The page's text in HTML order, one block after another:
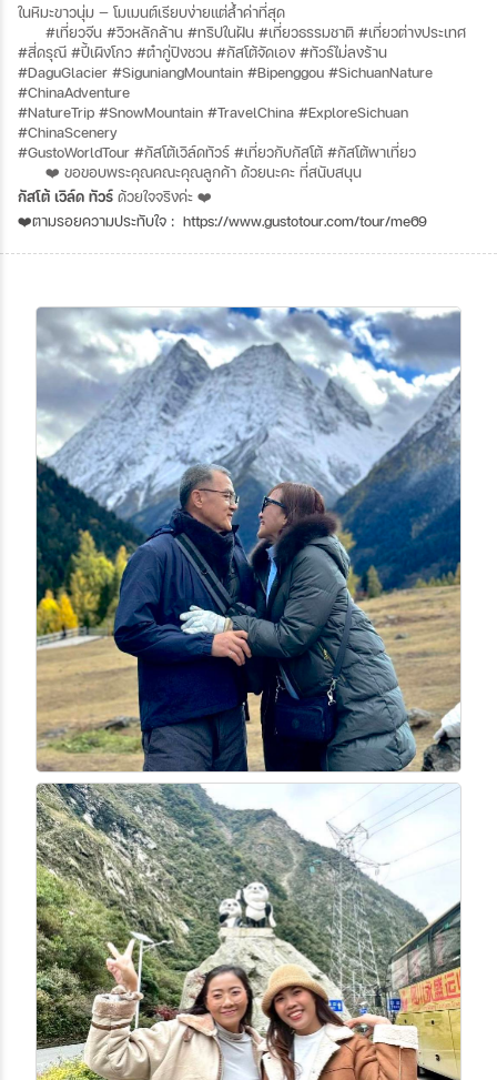
ในหิมะขาวนุ่ม — โมเมนต์เรียบง่ายแต่ล้ำค่าที่สุด
#เที่ยวจีน #วิวหลักล้าน #ทริปในฝัน #เที่ยวธรรมชาติ #เที่ยวต่างประเทศ
#สี่ดรุณี #ปี้เผิงโกว #ต๋ากู่ปิงชวน #กัสโต้จัดเอง #ทัวร์ไม่ลงร้าน
#DaguGlacier #SiguniangMountain #Bipenggou #SichuanNature
#ChinaAdventure
#NatureTrip #SnowMountain #TravelChina #ExploreSichuan
#ChinaScenery
#GustoWorldTour #กัสโต้เวิล์ดทัวร์ #เที่ยวกับกัสโต้ #กัสโต้พาเที่ยว
❤️ ขอขอบพระคุณคณะคุณลูกค้า ด้วยนะคะ ที่สนับสนุน
กัสโต้ เวิล์ด ทัวร์ ด้วยใจจริงค่ะ ❤️
❤️ตามรอยความประทับใจ : https://www.gustotour.com/tour/me69